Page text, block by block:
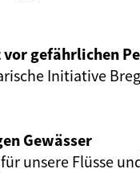
gefährlichen
Initiative
Gewässer
unsere Flüsse